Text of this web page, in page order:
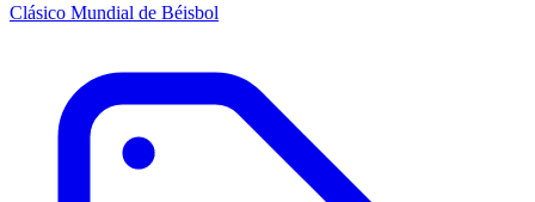
Clásico Mundial de Béisbol